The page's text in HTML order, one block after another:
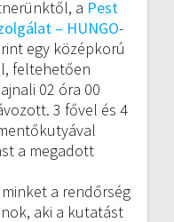
a Pest
– HUNGO-
egy középkorú
feltehetően
02 óra 00
3 fővel és 4
a megadott
a rendőrség
aki a kutatást